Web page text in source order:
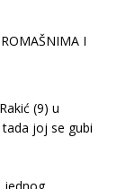
I
(9) u
joj se gubi